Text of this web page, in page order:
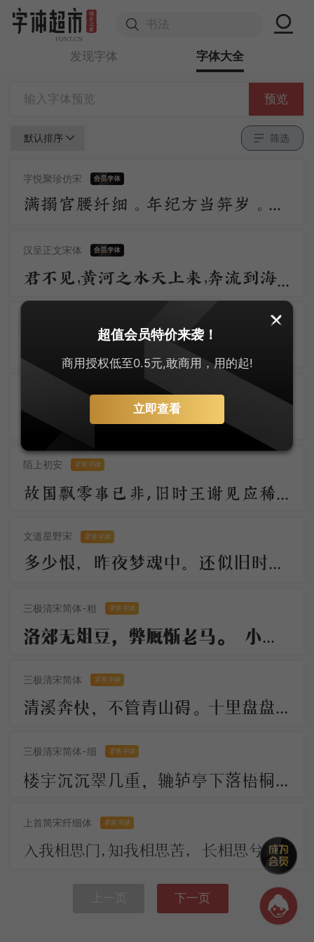
发现字体 字体大全
预览
默认排序 筛选
字悦聚珍仿宋
满搦宫腰纤细。年纪方当笄岁。刚被风流沾惹，与合垂杨双髻。初学严妆，如描似削身材，怯雨羞云情意。举措多娇媚。 争奈心性，未会先怜佳婿。长是夜深，不肯便入鸳被，与解罗裳，盈盈背立银扛，却道你先睡。
汉呈正文宋体
君不见，黄河之水天上来，奔流到海不复回。君不见，高堂明镜悲白发，朝如青丝暮成雪。人生得意须尽欢，莫使金樽空对月。天生我材必有用，千金散尽还复来。
安景臣手书仿宋 零售字体
陌上初安 零售字体
故国飘零事已非，旧时王谢见应稀。月明汉水初无影，雪满梁园尚未归。柳絮池塘香入梦，梨花庭院冷侵衣。
文道星野宋 零售字体
多少恨，昨夜梦魂中。还似旧时游上苑，车如流水马如龙；花月正春风！
三极清宋简体-粗 零售字体
洛郊无俎豆，弊厩惭老马。 小雁过炉峰，影落楚水下。 长船倚云泊，石镜秋凉夜。 岂解有乡情，弄月聊呜哑
三极清宋简体 零售字体
清溪奔快，不管青山碍。十里盘盘平世界，更著溪山襟带。 古今陵谷茫茫，市朝往往耕桑。此地居然形胜，似曾小小兴亡。
三极清宋简体-细 零售字体
楼宇沉沉翠几重，辘轳亭下落梧桐。川光带晚虹垂雨，树影涵秋鹊唤风。 人不见，思何穷，断肠今古夕阳中。
上首简宋纤细体 零售字体
入我相思门，知我相思苦， 长相思兮长相忆，短相思兮无穷极， 早知如此绊人心，何如当初莫相识。
下一页
超值会员特价来袭！
商用授权低至0.5元,敢商用，用的起!
立即查看